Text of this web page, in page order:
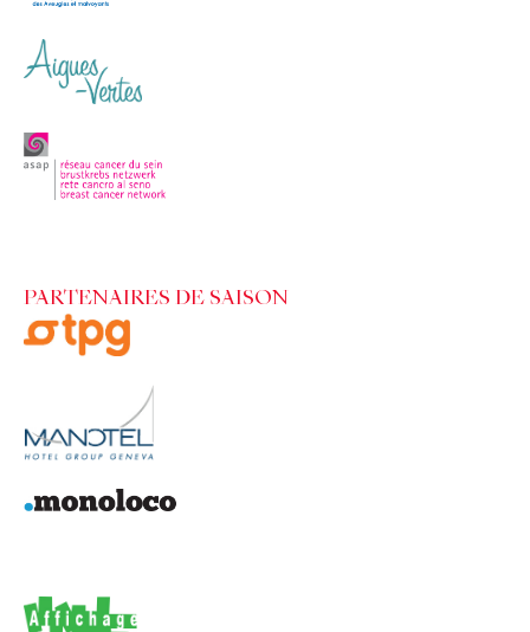
PARTENAIRES DE SAISON